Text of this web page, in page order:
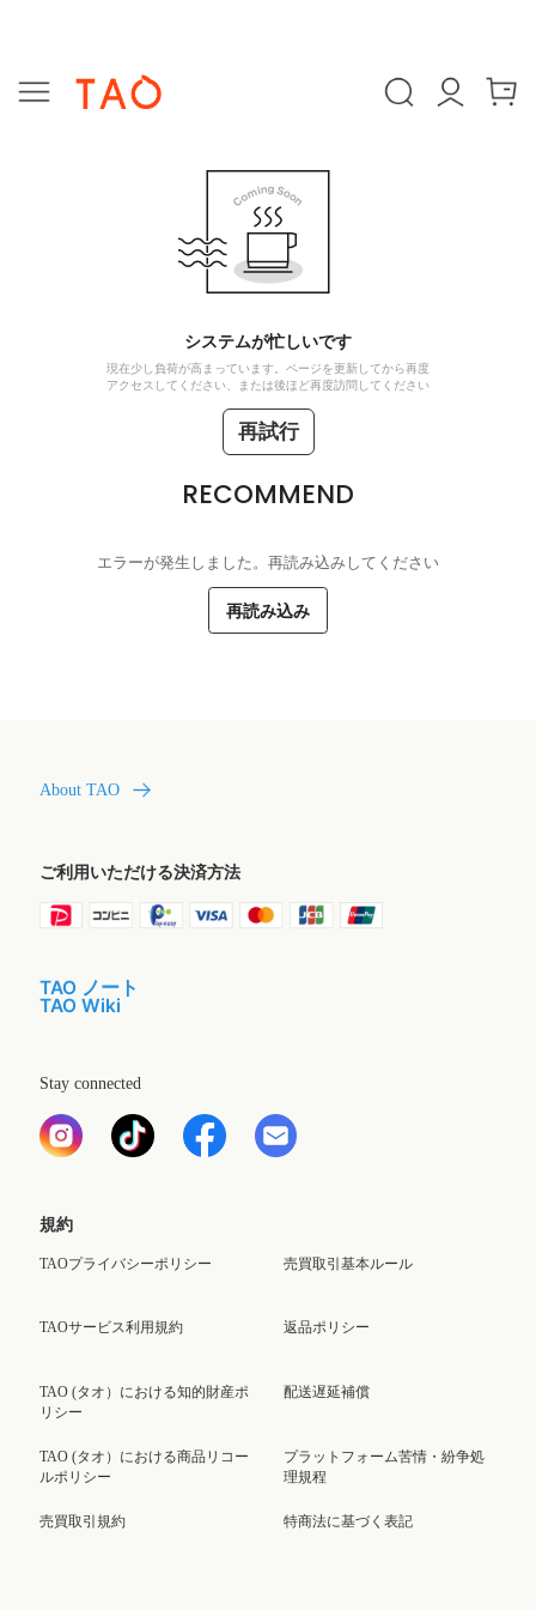
システムが忙しいです
現在少し負荷が高まっています。ページを更新してから再度
アクセスしてください、または後ほど再度訪問してください
再試行
RECOMMEND
エラーが発生しました。再読み込みしてください
再読み込み
About TAO
ご利用いただける決済方法
TAO ノート
TAO Wiki
Stay connected
規約
TAOプライバシーポリシー
TAOサービス利用規約
TAO (タオ）における知的財産ポ
リシー
TAO (タオ）における商品リコー
ルポリシー
売買取引規約
売買取引基本ルール
返品ポリシー
配送遅延補償
プラットフォーム苦情・紛争処
理規程
特商法に基づく表記